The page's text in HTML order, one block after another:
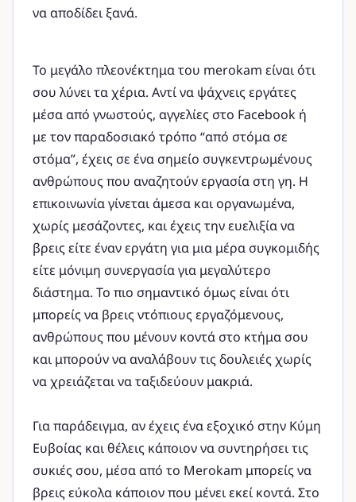
να αποδίδει ξανά.
Το μεγάλο πλεονέκτημα του merokam είναι ότι
σου λύνει τα χέρια. Αντί να ψάχνεις εργάτες
μέσα από γνωστούς, αγγελίες στο Facebook ή
με τον παραδοσιακό τρόπο “από στόμα σε
στόμα”, έχεις σε ένα σημείο συγκεντρωμένους
ανθρώπους που αναζητούν εργασία στη γη. Η
επικοινωνία γίνεται άμεσα και οργανωμένα,
χωρίς μεσάζοντες, και έχεις την ευελιξία να
βρεις είτε έναν εργάτη για μια μέρα συγκομιδής
είτε μόνιμη συνεργασία για μεγαλύτερο
διάστημα. Το πιο σημαντικό όμως είναι ότι
μπορείς να βρεις ντόπιους εργαζόμενους,
ανθρώπους που μένουν κοντά στο κτήμα σου
και μπορούν να αναλάβουν τις δουλειές χωρίς
να χρειάζεται να ταξιδεύουν μακριά.
Για παράδειγμα, αν έχεις ένα εξοχικό στην Κύμη
Ευβοίας και θέλεις κάποιον να συντηρήσει τις
συκιές σου, μέσα από το Merokam μπορείς να
βρεις εύκολα κάποιον που μένει εκεί κοντά. Στο